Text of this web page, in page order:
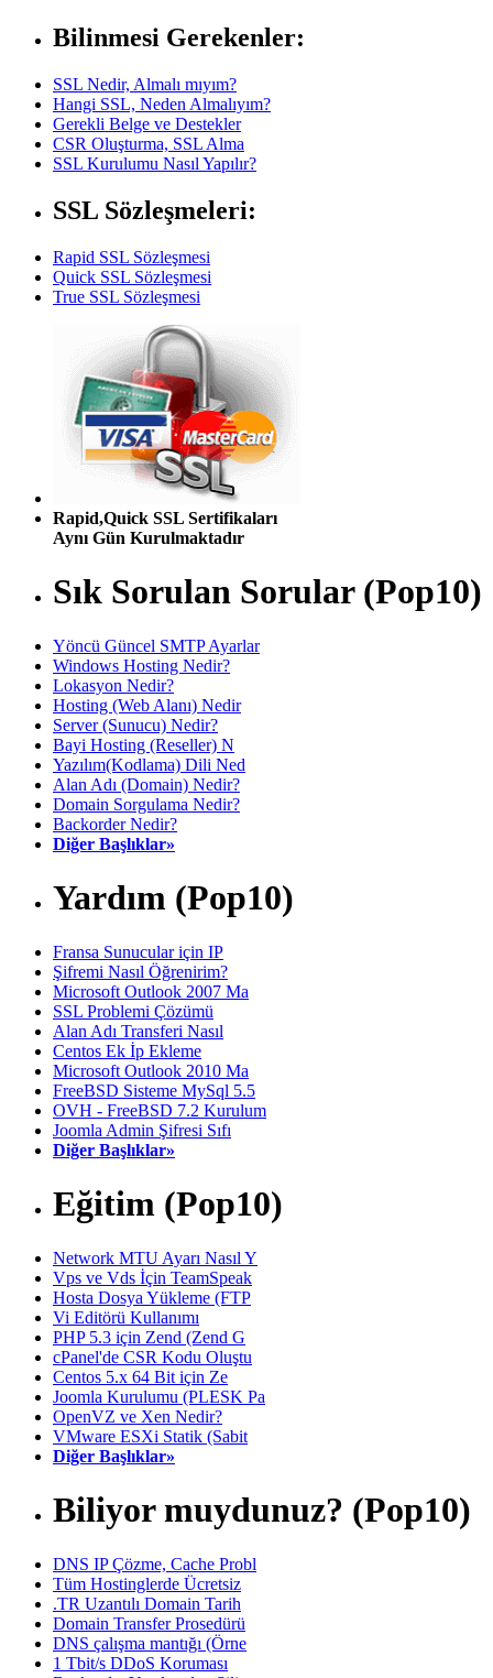
Bilinmesi Gerekenler:
SSL Nedir, Almalı mıyım?
Hangi SSL, Neden Almalıyım?
Gerekli Belge ve Destekler
CSR Oluşturma, SSL Alma
SSL Kurulumu Nasıl Yapılır?
SSL Sözleşmeleri:
Rapid SSL Sözleşmesi
Quick SSL Sözleşmesi
True SSL Sözleşmesi
Rapid,Quick SSL Sertifikaları
Aynı Gün Kurulmaktadır
Sık Sorulan Sorular (Pop10)
Yöncü Güncel SMTP Ayarlar
Windows Hosting Nedir?
Lokasyon Nedir?
Hosting (Web Alanı) Nedir
Server (Sunucu) Nedir?
Bayi Hosting (Reseller) N
Yazılım(Kodlama) Dili Ned
Alan Adı (Domain) Nedir?
Domain Sorgulama Nedir?
Backorder Nedir?
Diğer Başlıklar»
Yardım (Pop10)
Fransa Sunucular için IP
Şifremi Nasıl Öğrenirim?
Microsoft Outlook 2007 Ma
SSL Problemi Çözümü
Alan Adı Transferi Nasıl
Centos Ek İp Ekleme
Microsoft Outlook 2010 Ma
FreeBSD Sisteme MySql 5.5
OVH - FreeBSD 7.2 Kurulum
Joomla Admin Şifresi Sıfı
Diğer Başlıklar»
Eğitim (Pop10)
Network MTU Ayarı Nasıl Y
Vps ve Vds İçin TeamSpeak
Hosta Dosya Yükleme (FTP
Vi Editörü Kullanımı
PHP 5.3 için Zend (Zend G
cPanel'de CSR Kodu Oluştu
Centos 5.x 64 Bit için Ze
Joomla Kurulumu (PLESK Pa
OpenVZ ve Xen Nedir?
VMware ESXi Statik (Sabit
Diğer Başlıklar»
Biliyor muydunuz? (Pop10)
DNS IP Çözme, Cache Probl
Tüm Hostinglerde Ücretsiz
.TR Uzantılı Domain Tarih
Domain Transfer Prosedürü
DNS çalışma mantığı (Örne
1 Tbit/s DDoS Koruması